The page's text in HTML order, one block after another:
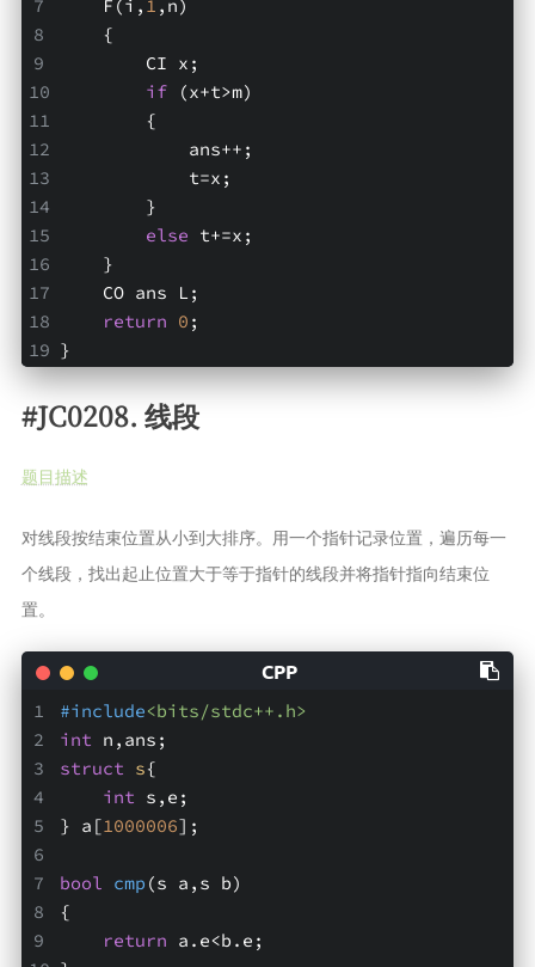
    F(i,
1 ,n)
    {
        CI x;
if (x+t>m)
        {
            ans++;
            t=x;
        }
else t+=x;
    }
    CO ans L;
return 0 ;
}
#JC0208. 线段
题目描述
对线段按结束位置从小到大排序。用一个指针记录位置，遍历每一
个线段，找出起止位置大于等于指针的线段并将指针指向结束位
置。
#include<bits/stdc++.h>
int n,ans;
struct s{
int s,e;
} a[1000006];
bool cmp (s a,s b)
{
return a.e<b.e;